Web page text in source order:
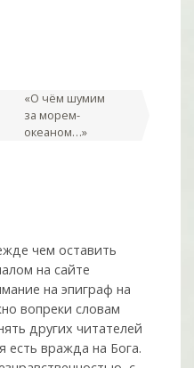
«О чём шумим
за морем-
океаном…»
чем оставить
на сайте
на эпиграф на
вопреки словам
других читателей
есть вражда на Бога.